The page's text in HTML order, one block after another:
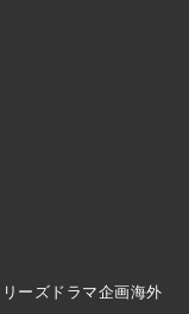
ーズドラマ企画海外